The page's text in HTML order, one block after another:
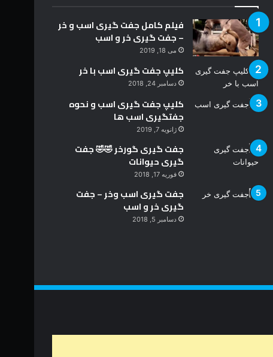
فیلم کامل جفت گیری اسب و خر
– جفت گیری خر و اسب
می 18, 2019
کلیپ جفت گیری اسب با خر
دسامبر 24, 2018
کلیپ جفت گیری اسب و نحوه
جفتگیری اسب ها
ژانویه 7, 2019
جفت گیری گورخر 🤣🤣 جفت
گیری حیوانات
فوریه 17, 2018
جفت گیری اسب وخر – جفت
گیری خر و اسب
دسامبر 5, 2018